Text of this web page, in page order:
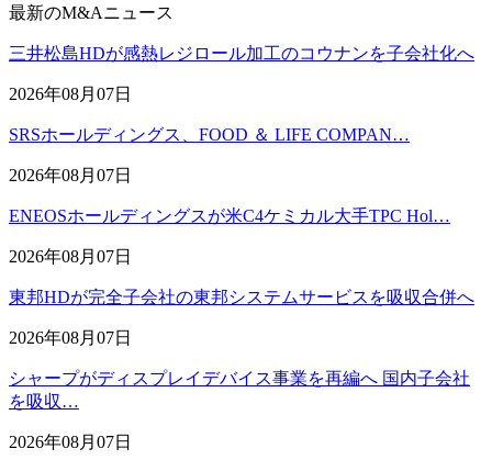
最新のM&Aニュース
三井松島HDが感熱レジロール加工のコウナンを子会社化へ
2026年08月07日
SRSホールディングス、FOOD ＆ LIFE COMPAN…
2026年08月07日
ENEOSホールディングスが米C4ケミカル大手TPC Hol…
2026年08月07日
東邦HDが完全子会社の東邦システムサービスを吸収合併へ
2026年08月07日
シャープがディスプレイデバイス事業を再編へ 国内子会社
を吸収…
2026年08月07日